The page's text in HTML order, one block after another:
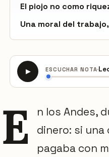
El piojo no como
Una moral del
▶ ESCUCHAR NOTA·
E
n los Andes,
dinero: si una
pagaba con